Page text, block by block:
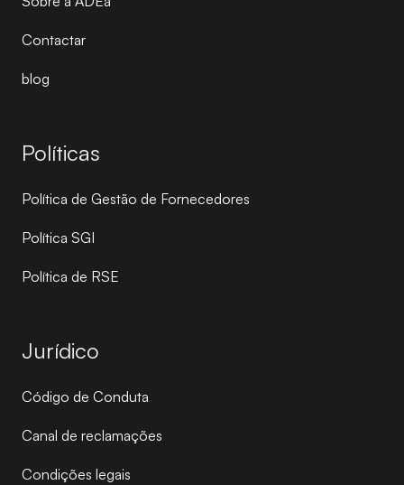
Contactar
blog
Políticas
Política de Gestão de Fornecedores
Política SGI
Política de RSE
Jurídico
Código de Conduta
Canal de reclamações
Condições legais